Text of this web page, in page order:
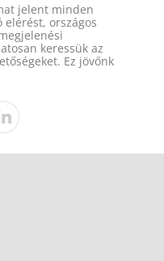
jelent minden
elérést, országos
keressük az
Ez jövőnk